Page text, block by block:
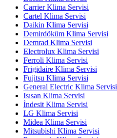
Carrier Klima Servisi
Cartel Klima Servisi
Daikin Klima Servisi
Demirdöküm Klima Servisi
Demrad Klima Servisi
Electrolux Klima Servisi
Ferroli Klima Servisi
Frigidaire Klima Servisi
Fujitsu Klima Servisi
General Electric Klima Servisi
Isısan Klima Servisi
İndesit Klima Servisi
LG Klima Servisi
Midea Klima Servisi
Mitsubishi Klima Servisi